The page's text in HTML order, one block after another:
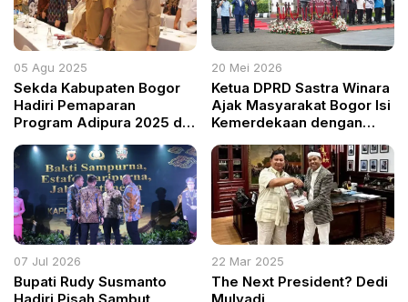
05 Agu 2025
Sekda Kabupaten Bogor
Hadiri Pemaparan
Program Adipura 2025 di
20 Mei 2026
Ketua DPRD Sastra Winara
Ajak Masyarakat Bogor Isi
Kemerdekaan dengan
07 Jul 2026
Bupati Rudy Susmanto
22 Mar 2025
The Next President? Dedi